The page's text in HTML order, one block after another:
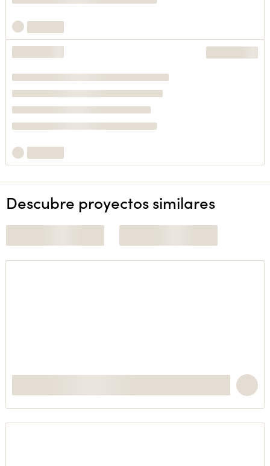
Descubre proyectos similares